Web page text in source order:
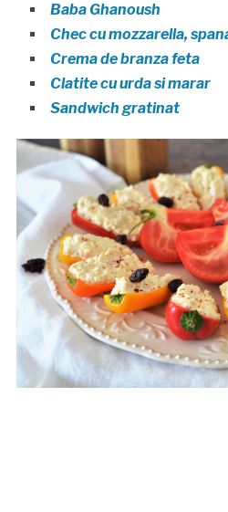
Baba Ghanoush
Chec cu mozzarella,
Crema de branza feta
Clatite cu urda si marar
Sandwich gratinat